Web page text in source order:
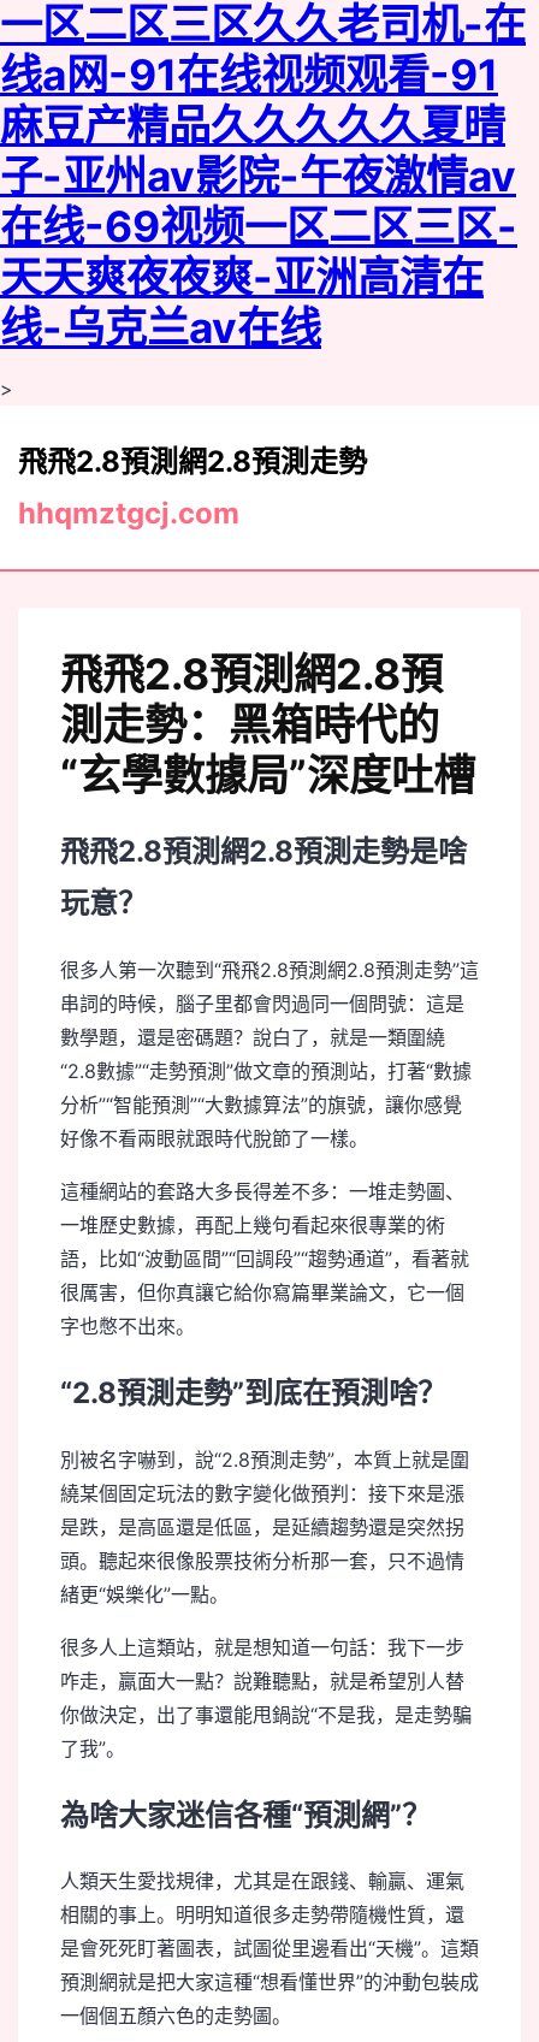
一区二区三区久久老司机-在
线a网-91在线视频观看-91
麻豆产精品久久久久久夏晴
子-亚州av影院-午夜激情av
在线-69视频一区二区三区-
天天爽夜夜爽-亚洲高清在
线-乌克兰av在线
>
飛飛2.8預測網2.8預測走勢
hhqmztgcj.com
飛飛2.8預測網2.8預
測走勢：黑箱時代的
“玄學數據局”深度吐槽
飛飛2.8預測網2.8預測走勢是啥
玩意？
很多人第一次聽到“飛飛2.8預測網2.8預測走勢”這
串詞的時候，腦子里都會閃過同一個問號：這是
數學題，還是密碼題？說白了，就是一類圍繞
“2.8數據”“走勢預測”做文章的預測站，打著“數據
分析”“智能預測”“大數據算法”的旗號，讓你感覺
好像不看兩眼就跟時代脫節了一樣。
這種網站的套路大多長得差不多：一堆走勢圖、
一堆歷史數據，再配上幾句看起來很專業的術
語，比如“波動區間”“回調段”“趨勢通道”，看著就
很厲害，但你真讓它給你寫篇畢業論文，它一個
字也憋不出來。
“2.8預測走勢”到底在預測啥？
別被名字嚇到，說“2.8預測走勢”，本質上就是圍
繞某個固定玩法的數字變化做預判：接下來是漲
是跌，是高區還是低區，是延續趨勢還是突然拐
頭。聽起來很像股票技術分析那一套，只不過情
緒更“娛樂化”一點。
很多人上這類站，就是想知道一句話：我下一步
咋走，贏面大一點？說難聽點，就是希望別人替
你做決定，出了事還能甩鍋說“不是我，是走勢騙
了我”。
為啥大家迷信各種“預測網”？
人類天生愛找規律，尤其是在跟錢、輸贏、運氣
相關的事上。明明知道很多走勢帶隨機性質，還
是會死死盯著圖表，試圖從里邊看出“天機”。這類
預測網就是把大家這種“想看懂世界”的沖動包裝成
一個個五顏六色的走勢圖。